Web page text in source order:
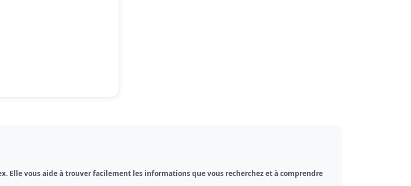
Elle vous aide à trouver facilement les informations que vous recherchez et à comprendre